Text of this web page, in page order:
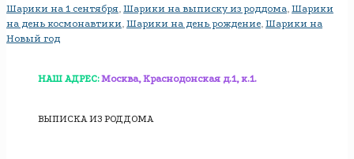
Шарики на 1 сентября, Шарики на выписку из роддома, Шарики
на день космонавтики, Шарики на день рождение, Шарики на
Новый год
НАШ АДРЕС: Москва, Краснодонская д.1, к.1.
ВЫПИСКА ИЗ РОДДОМА